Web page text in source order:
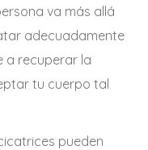
va más allá
adecuadamente
a recuperar la
tu cuerpo tal
pueden